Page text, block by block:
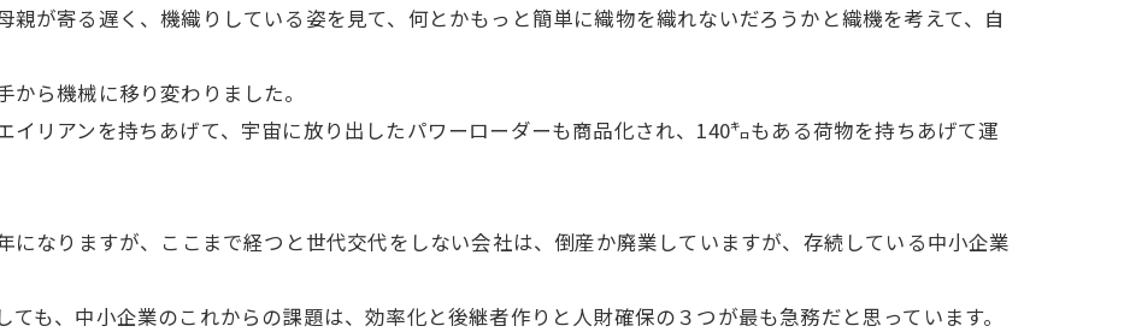
親が寄る遅く、機織りしている姿を見て、何とかもっと簡単に織物を織れないだろうかと織機を考えて、自
ら機械に移り変わりました。
イリアンを持ちあげて、宇宙に放り出したパワーローダーも商品化され、140㌔もある荷物を持ちあげて運
になりますが、ここまで経つと世代交代をしない会社は、倒産か廃業していますが、存続している中小企業
も、中小企業のこれからの課題は、効率化と後継者作りと人財確保の３つが最も急務だと思っています。